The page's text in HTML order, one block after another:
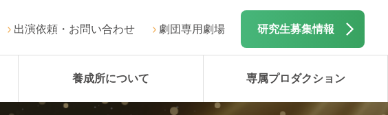
出演依頼・お問い合わせ 劇団専用劇場 研究生募集情報
養成所について 専属プロダクション